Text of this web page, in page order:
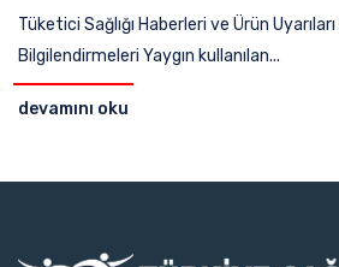
Tüketici Sağlığı Haberleri ve Ürün
Bilgilendirmeleri Yaygın kullanılan...
devamını oku